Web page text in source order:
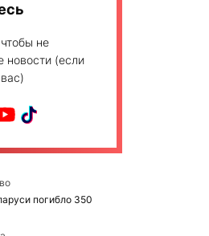
не
новости (если
погибло 350